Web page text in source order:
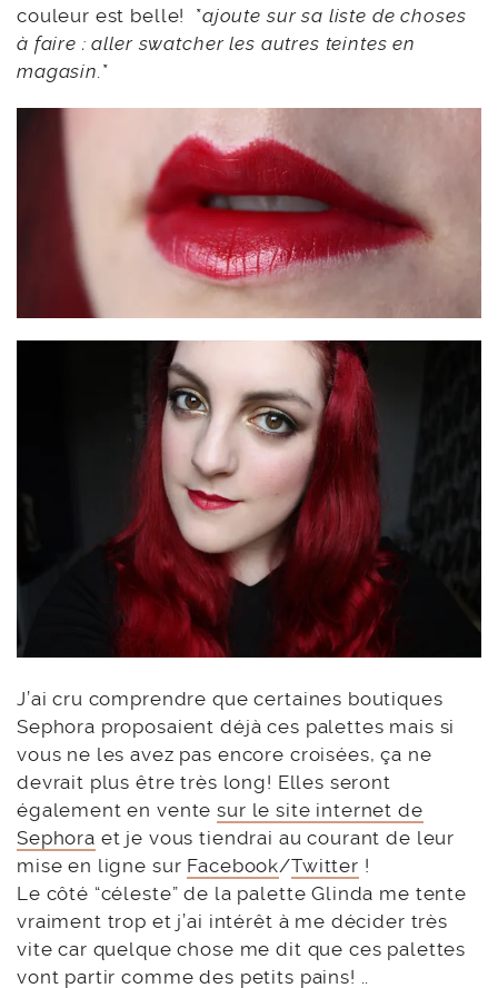
couleur est belle! *ajoute sur sa liste de choses
à faire : aller swatcher les autres teintes en
magasin. *
J’ai cru comprendre que certaines boutiques
Sephora proposaient déjà ces palettes mais si
vous ne les avez pas encore croisées, ça ne
devrait plus être très long! Elles seront
également en ventesur le site internet de
Sephora et je vous tiendrai au courant de leur
mise en ligne sur Facebook/Twitter !
Le côté “céleste” de la palette Glinda me tente
vraiment trop et j’ai intérêt à me décider très
vite car quelque chose me dit que ces palettes
vont partir comme des petits pains! ..